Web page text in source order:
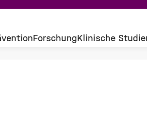
ForschungKlinische